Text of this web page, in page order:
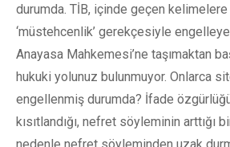
durumda. TİB, içinde geçen
‘müstehcenlik’ gerekçesiyle
Anayasa Mahkemesi’ne taşımaktan
hukuki yolunuz bulunmuyor. Onlarca
engellenmiş durumda? İfade
kısıtlandığı, nefret söyleminin arttığı